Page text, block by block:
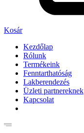
Kosár
Kezdőlap
Rólunk
Termékeink
Fenntarthatóság
Lakberendezés
Üzleti partnereknek
Kapcsolat